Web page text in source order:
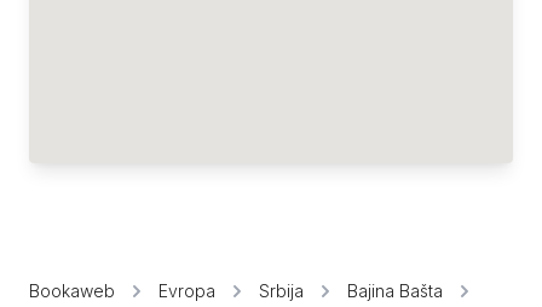
Bookaweb Evropa Srbija
Bajina Bašta